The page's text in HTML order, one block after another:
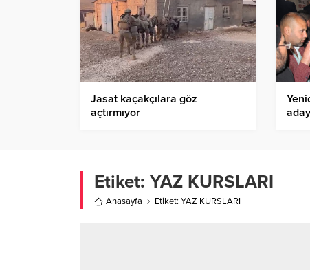
Jasat kaçakçılara göz
açtırmıyor
Etiket: YAZ KURSLARI
Anasayfa Etiket: YAZ KURSLARI